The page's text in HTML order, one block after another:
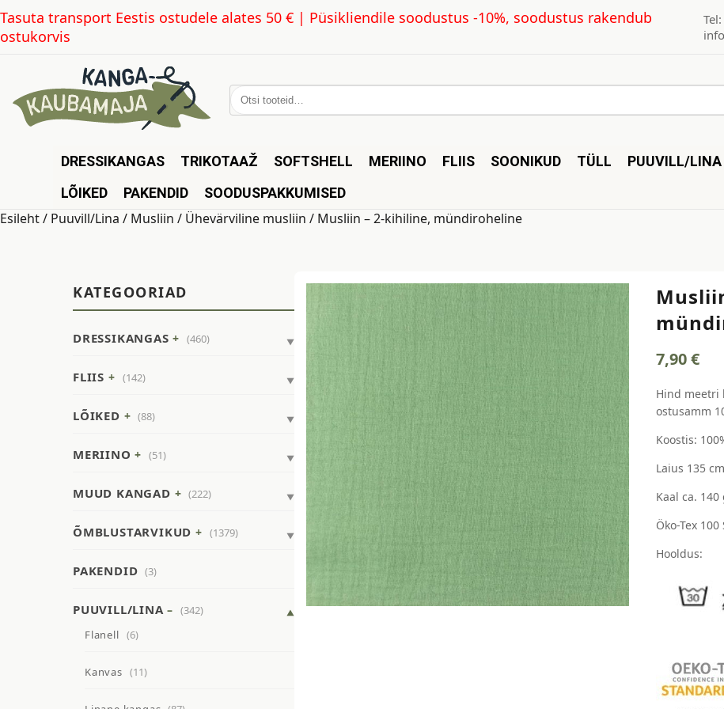
Tasuta transport Eestis ostudele alates 50 € | Püsikliendile soodustus -10%, soodustus rakendub
ostukorvis
Otsi:
DRESSIKANGAS TRIKOTAAŽ SOFTSHELL MERIINO FLIIS SOONIKUD TÜLL PUUVILL/LINA
LÕIKED
PAKENDID SOODUSPAKKUMISED
Esileht/ Puuvill/Lina / Musliin / Ühevärviline musliin / Musliin – 2-kihiline, mündiroheline
KATEGOORIAD
DRESSIKANGAS (460)
FLIIS (142)
LÕIKED (88)
MERIINO (51)
MUUD KANGAD (222)
ÕMBLUSTARVIKUD (1379)
PAKENDID (3)
PUUVILL/LINA
(342)
Flanell (6)
Kanvas (11)
7,90€
Hind meetri
ostusamm
Koostis:
Laius 135 cm
Kaal ca. 140
Öko-Tex
Hooldus: